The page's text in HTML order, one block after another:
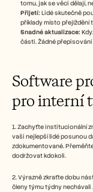
tomu, jak se věci dělají,
Přijetí: Lidé skutečně
příklady místo
Snadné aktualizace:
části. Žádné
Software
pro interní
1. Zachyťte institucionální
vaši nejlepší lidé posunou
zdokumentované.
dodržovat kdokoli.
2. Výrazně zkraťte dobu
členy týmu týdny nechávali